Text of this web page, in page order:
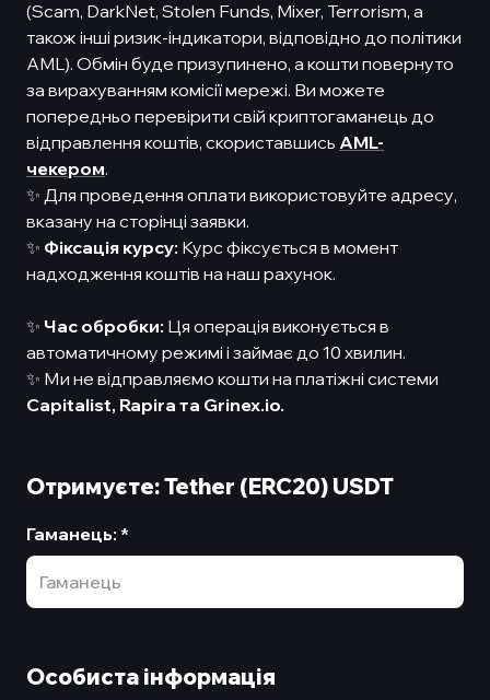
(Scam, DarkNet, Stolen Funds, Mixer, Terrorism, а
також інші ризик-індикатори, відповідно до політики
AML). Обмін буде призупинено, а кошти повернуто
за вирахуванням комісії мережі. Ви можете
попередньо перевірити свій криптогаманець до
відправлення коштів, скориставшись AML-
чекером.
✨ Для проведення оплати використовуйте адресу,
вказану на сторінці заявки.
✨ Фіксація курсу: Курс фіксується в момент
надходження коштів на наш рахунок.
✨ Час обробки: Ця операція виконується в
автоматичному режимі і займає до 10 хвилин.
✨ Ми не відправляємо кошти на платіжні системи
Capitalist, Rapira та Grinex.io.
Отримуєте: Tether (ERC20) USDT
Гаманець: *
Особиста інформація